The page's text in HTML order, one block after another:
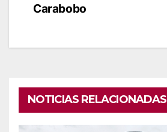
Carabobo
NOTICIAS RELACIONADAS